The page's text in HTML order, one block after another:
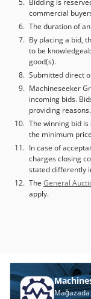
Termal Kontrol •
elektronik el çarkı
Bidding is
commercial
The duration of
By placing a bid,
to be
good(s).
Submitted direct
Machineseeker
incoming bids.
providing reasons.
The winning bid
the minimum
In case of
charges closing
stated differently
The General
apply.